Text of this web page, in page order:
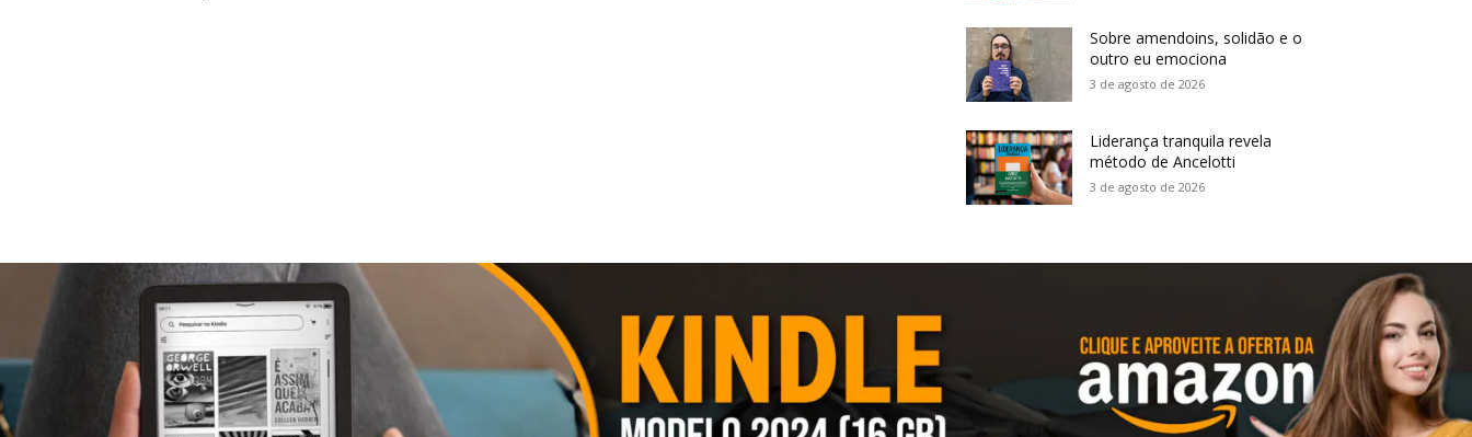
Sobre amendoins, solidão e o
outro eu emociona
3 de agosto de 2026
Liderança tranquila revela
método de Ancelotti
3 de agosto de 2026